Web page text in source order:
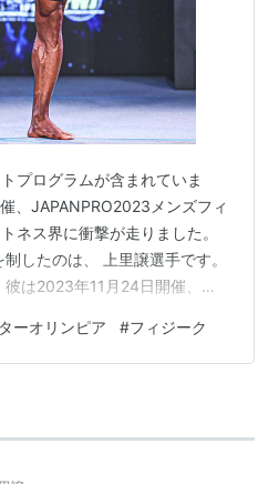
プログラムが含まれていま
、JAPANPRO2023メンズフィ
ネス界に衝撃が走りました。
したのは、 上里譲選手です。
は2023年11月24日開催、
開催、「JAPANPRO2023」
目でオリンピアを決め、新時代
のスーパースターはいったい
、どのよう…
ーオリンピア #フィジーク